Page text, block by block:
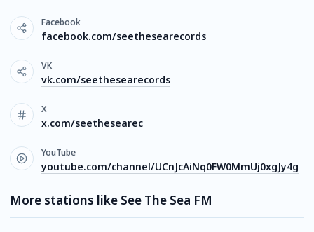
Facebook
facebook.com/seethesearecords
VK
vk.com/seethesearecords
X
x.com/seethesearec
YouTube
youtube.com/channel/UCnJcAiNq0FW0MmUj0xgJy4g
More stations like See The Sea FM